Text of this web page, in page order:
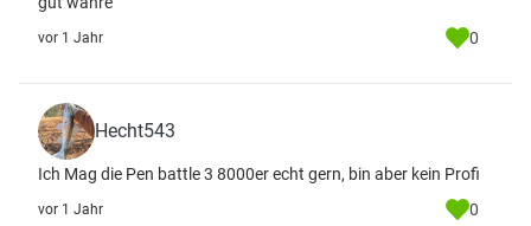
vor 1 Jahr 0
Hecht543
Ich Mag die Pen battle 3 8000er echt gern, bin aber kein Profi
vor 1 Jahr 0